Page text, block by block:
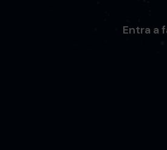
Entra a